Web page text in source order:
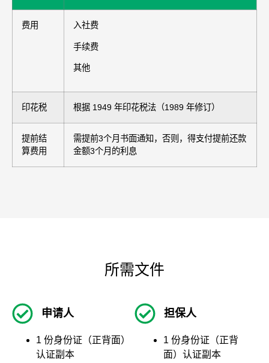
费用 入社费
手续费
其他
印花税 根据 1949 年印花税法（1989 年修订）
提前结
算费用
需提前3个月书面通知，否则，得支付提前还款
金额3个月的利息
所需文件
申请人 担保人
1 份身份证（正背面）
认证副本
1 份身份证（正背
面）认证副本